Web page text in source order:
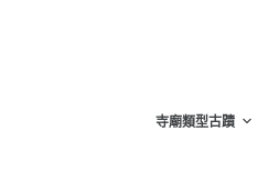
寺廟類型古蹟